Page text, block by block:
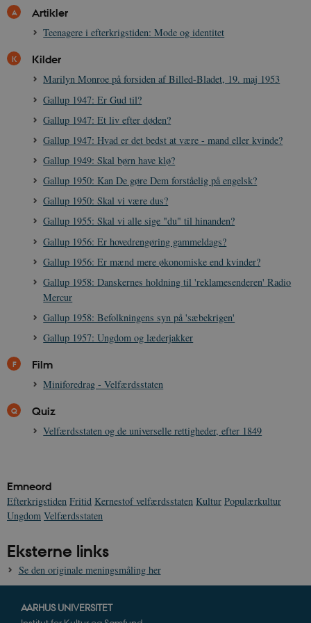
Artikler
Teenagere i efterkrigstiden: Mode og identitet
Kilder
Marilyn Monroe på forsiden af Billed-Bladet, 19. maj 1953
Gallup 1947: Er Gud til?
Gallup 1947: Et liv efter døden?
Gallup 1947: Hvad er det bedst at være - mand eller kvinde?
Gallup 1949: Skal børn have klø?
Gallup 1950: Kan De gøre Dem forståelig på engelsk?
Gallup 1950: Skal vi være dus?
Gallup 1955: Skal vi alle sige "du" til hinanden?
Gallup 1956: Er hovedrengøring gammeldags?
Gallup 1956: Er mænd mere økonomiske end kvinder?
Gallup 1958: Danskernes holdning til 'reklamesenderen' Radio
Mercur
Gallup 1958: Befolkningens syn på 'sæbekrigen'
Gallup 1957: Ungdom og læderjakker
Film
Miniforedrag - Velfærdsstaten
Quiz
Velfærdsstaten og de universelle rettigheder, efter 1849
Emneord
Efterkrigstiden Fritid Kernestof velfærdsstaten Kultur Populærkultur
Ungdom Velfærdsstaten
Eksterne links
Se den originale meningsmåling her
AARHUS UNIVERSITET
cookies.
Navn
Udbyder / Domæne
sp_t
Spotify Inc.
.spotify.com
.spotify.com
JSESSIONID
Oracle Corporation
CookieScriptConsent
CookieScript
XSRF-TOKEN